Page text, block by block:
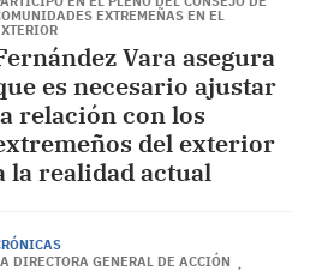
EXTREMEÑAS EN EL
Vara asegura
es necesario ajustar
relación con los
del exterior
la realidad actual
DIRECTORA GENERAL DE ACCIÓN